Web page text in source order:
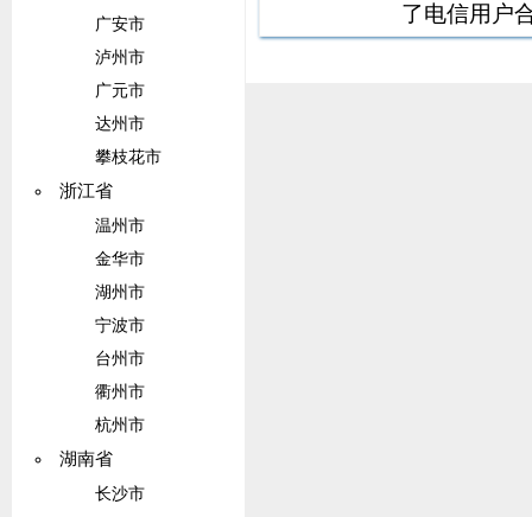
广安市
泸州市
广元市
达州市
攀枝花市
浙江省
温州市
金华市
湖州市
宁波市
台州市
衢州市
杭州市
湖南省
长沙市
了电信用户
投诉平台中